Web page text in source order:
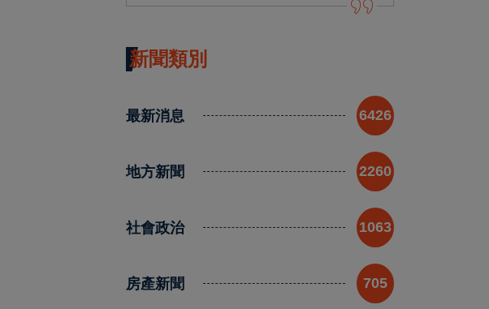
新聞類別
最新消息 6426
地方新聞 2260
社會政治 1063
房產新聞 705